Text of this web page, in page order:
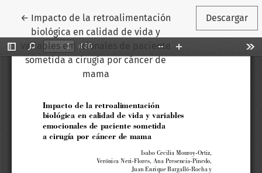
← Volver a los detalles del artículo
Impacto de la retroalimentación
biológica en calidad de vida y
variables emocionales de paciente
sometida a cirugía por cáncer de
mama
Descargar